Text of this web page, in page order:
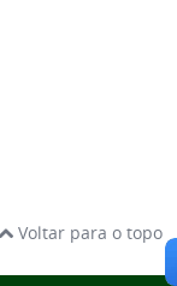
Voltar para o topo